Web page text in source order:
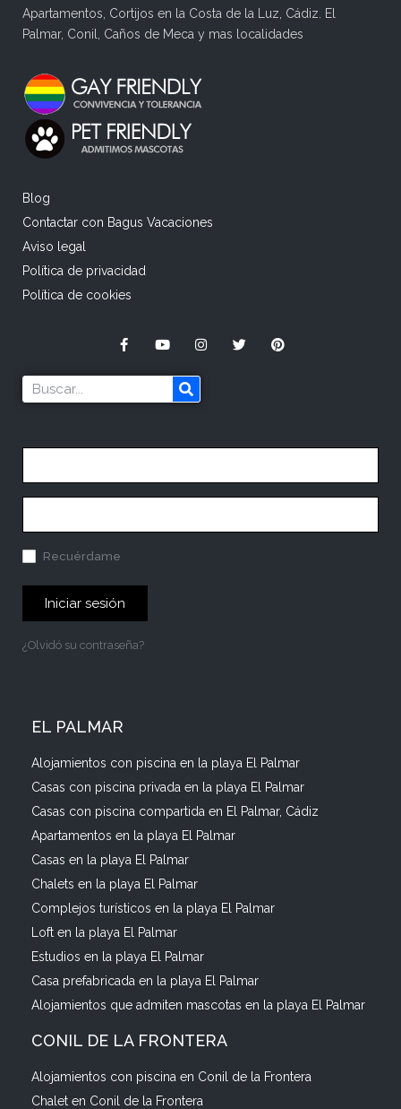
Apartamentos, Cortijos en la Costa de la Luz, Cádiz. El
Palmar, Conil, Caños de Meca y mas localidades
Blog
Contactar con Bagus Vacaciones
Aviso legal
Política de privacidad
Política de cookies
Recuérdame
Iniciar sesión
¿Olvidó su contraseña?
EL PALMAR
Alojamientos con piscina en la playa El Palmar
Casas con piscina privada en la playa El Palmar
Casas con piscina compartida en El Palmar, Cádiz
Apartamentos en la playa El Palmar
Casas en la playa El Palmar
Chalets en la playa El Palmar
Complejos turísticos en la playa El Palmar
Loft en la playa El Palmar
Estudios en la playa El Palmar
Casa prefabricada en la playa El Palmar
Alojamientos que admiten mascotas en la playa El Palmar
CONIL DE LA FRONTERA
Alojamientos con piscina en Conil de la Frontera
Chalet en Conil de la Frontera